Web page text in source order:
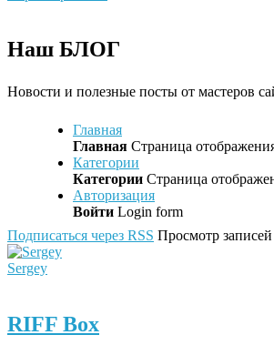
Наш БЛОГ
Новости и полезные посты от мастеров
Главная
Главная Страница
Категории
Категории Страница
Авторизация
Войти Login form
Подписаться через RSS Просмотр
Sergey
RIFF Box